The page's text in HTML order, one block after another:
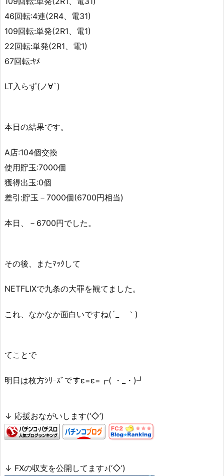
46回転:4連(2R4、電31)
109回転:単発(2R1、電1)
22回転:単発(2R1、電1)
67回転:ﾔﾒ
LT入らず(ノ∀`)
本日の結果です。
A店:104個交換
使用貯玉:7000個
獲得出玉:0個
差引:貯玉－7000個(6700円相当)
本日、－6700円でした。
その後、またﾏｯｸして
NETFLIXで九条の大罪を観てました。
これ、なかなか面白いですね(´_ゝ｀)
てことで
明日は枚方ｼﾘｰｽﾞですε=ε=┏( ・_・)┛
↓ 応援おながいします(‘◇’)ゞ
↓ FXの収支を公開してます♪(‘◇’)ゞ